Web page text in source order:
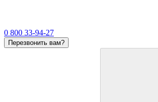
0 800 33-94-27
Перезвонить вам?